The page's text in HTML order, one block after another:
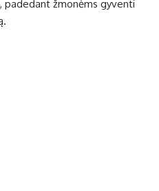
padedant žmonėms gyventi